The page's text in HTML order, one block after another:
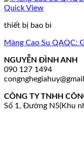
Quick View
thiết bị bao bì
Màng Cao Su QAQC:
NGUYỄN ĐÌNH ANH
090 127 1494
CÔNG TY TNHH
Số 1, Đường N5(Khu